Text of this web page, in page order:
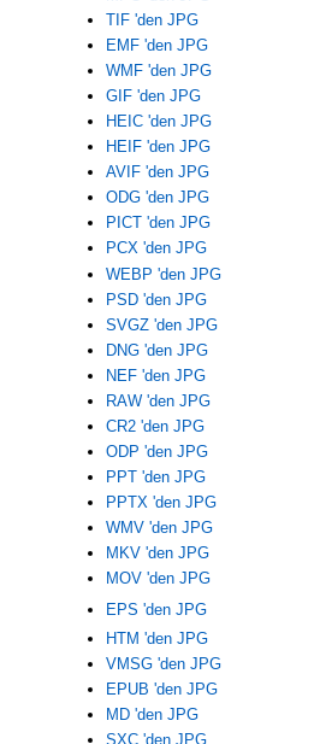
TIF 'den JPG
EMF 'den JPG
WMF 'den JPG
GIF 'den JPG
HEIC 'den JPG
HEIF 'den JPG
AVIF 'den JPG
ODG 'den JPG
PICT 'den JPG
PCX 'den JPG
WEBP 'den JPG
PSD 'den JPG
SVGZ 'den JPG
DNG 'den JPG
NEF 'den JPG
RAW 'den JPG
CR2 'den JPG
ODP 'den JPG
PPT 'den JPG
PPTX 'den JPG
WMV 'den JPG
MKV 'den JPG
MOV 'den JPG
EPS 'den JPG
HTM 'den JPG
VMSG 'den JPG
EPUB 'den JPG
MD 'den JPG
SXC 'den JPG